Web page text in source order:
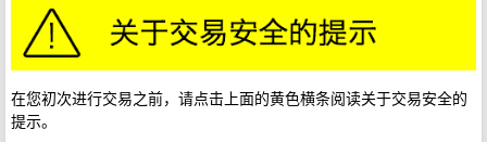
在您初次进行交易之前，请点击上面的黄色横条阅读关于交易安全的
提示。